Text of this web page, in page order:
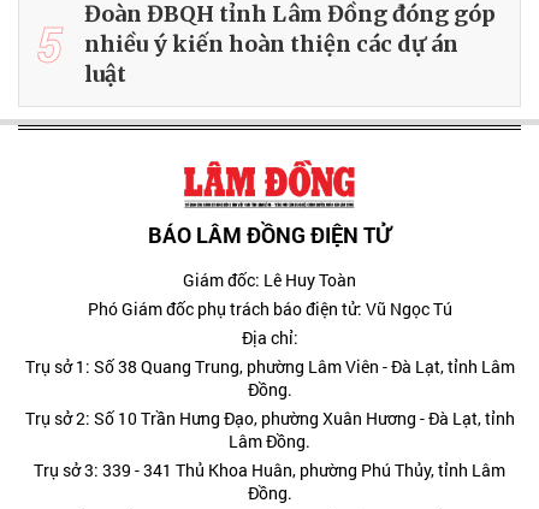
5
Đoàn ĐBQH tỉnh Lâm Đồng đóng góp
nhiều ý kiến hoàn thiện các dự án
luật
BÁO LÂM ĐỒNG ĐIỆN TỬ
Giám đốc: Lê Huy Toàn
Phó Giám đốc phụ trách báo điện tử: Vũ Ngọc Tú
Địa chỉ:
Trụ sở 1: Số 38 Quang Trung, phường Lâm Viên - Đà Lạt, tỉnh Lâm
Đồng.
Trụ sở 2: Số 10 Trần Hưng Đạo, phường Xuân Hương - Đà Lạt, tỉnh
Lâm Đồng.
Trụ sở 3: 339 - 341 Thủ Khoa Huân, phường Phú Thủy, tỉnh Lâm
Đồng.